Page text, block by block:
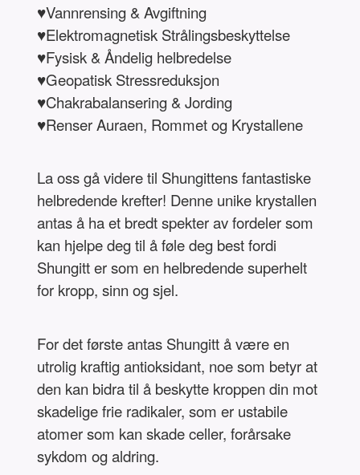
♥Vannrensing & Avgiftning
♥Elektromagnetisk Strålingsbeskyttelse
♥Fysisk & Åndelig helbredelse
♥Geopatisk Stressreduksjon
♥Chakrabalansering & Jording
♥Renser Auraen, Rommet og Krystallene
La oss gå videre til Shungittens fantastiske
helbredende krefter! Denne unike krystallen
antas å ha et bredt spekter av fordeler som
kan hjelpe deg til å føle deg best fordi
Shungitt er som en helbredende superhelt
for kropp, sinn og sjel.
For det første antas Shungitt å være en
utrolig kraftig antioksidant, noe som betyr at
den kan bidra til å beskytte kroppen din mot
skadelige frie radikaler, som er ustabile
atomer som kan skade celler, forårsake
sykdom og aldring.